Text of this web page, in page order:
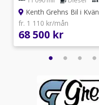
Kenth Grehns Bil i
fr. 1 110 kr/mån
68 500 kr